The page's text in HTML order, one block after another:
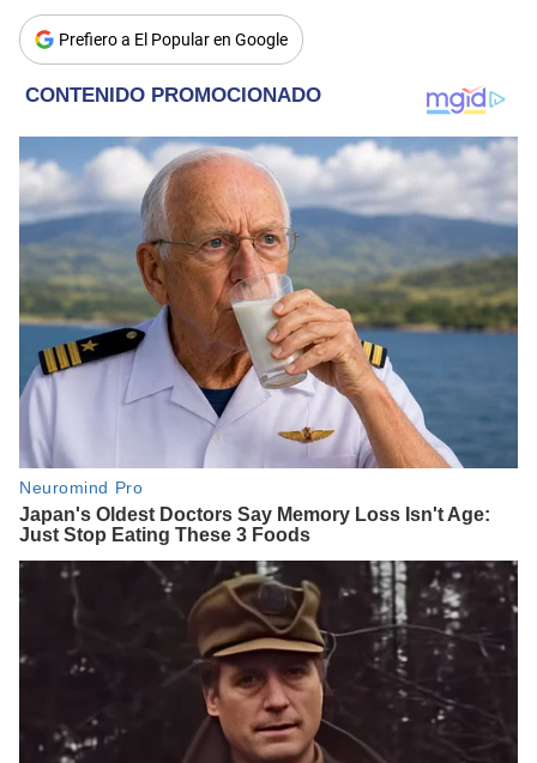
Prefiero a El Popular en Google